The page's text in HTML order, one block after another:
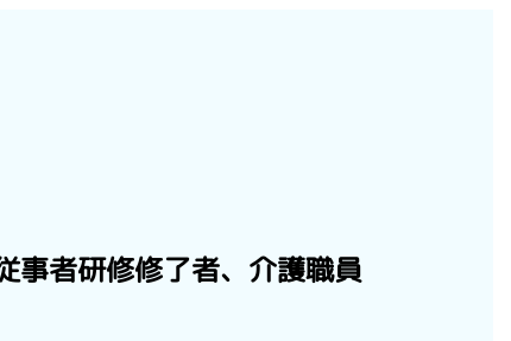
事者研修修了者、介護職員